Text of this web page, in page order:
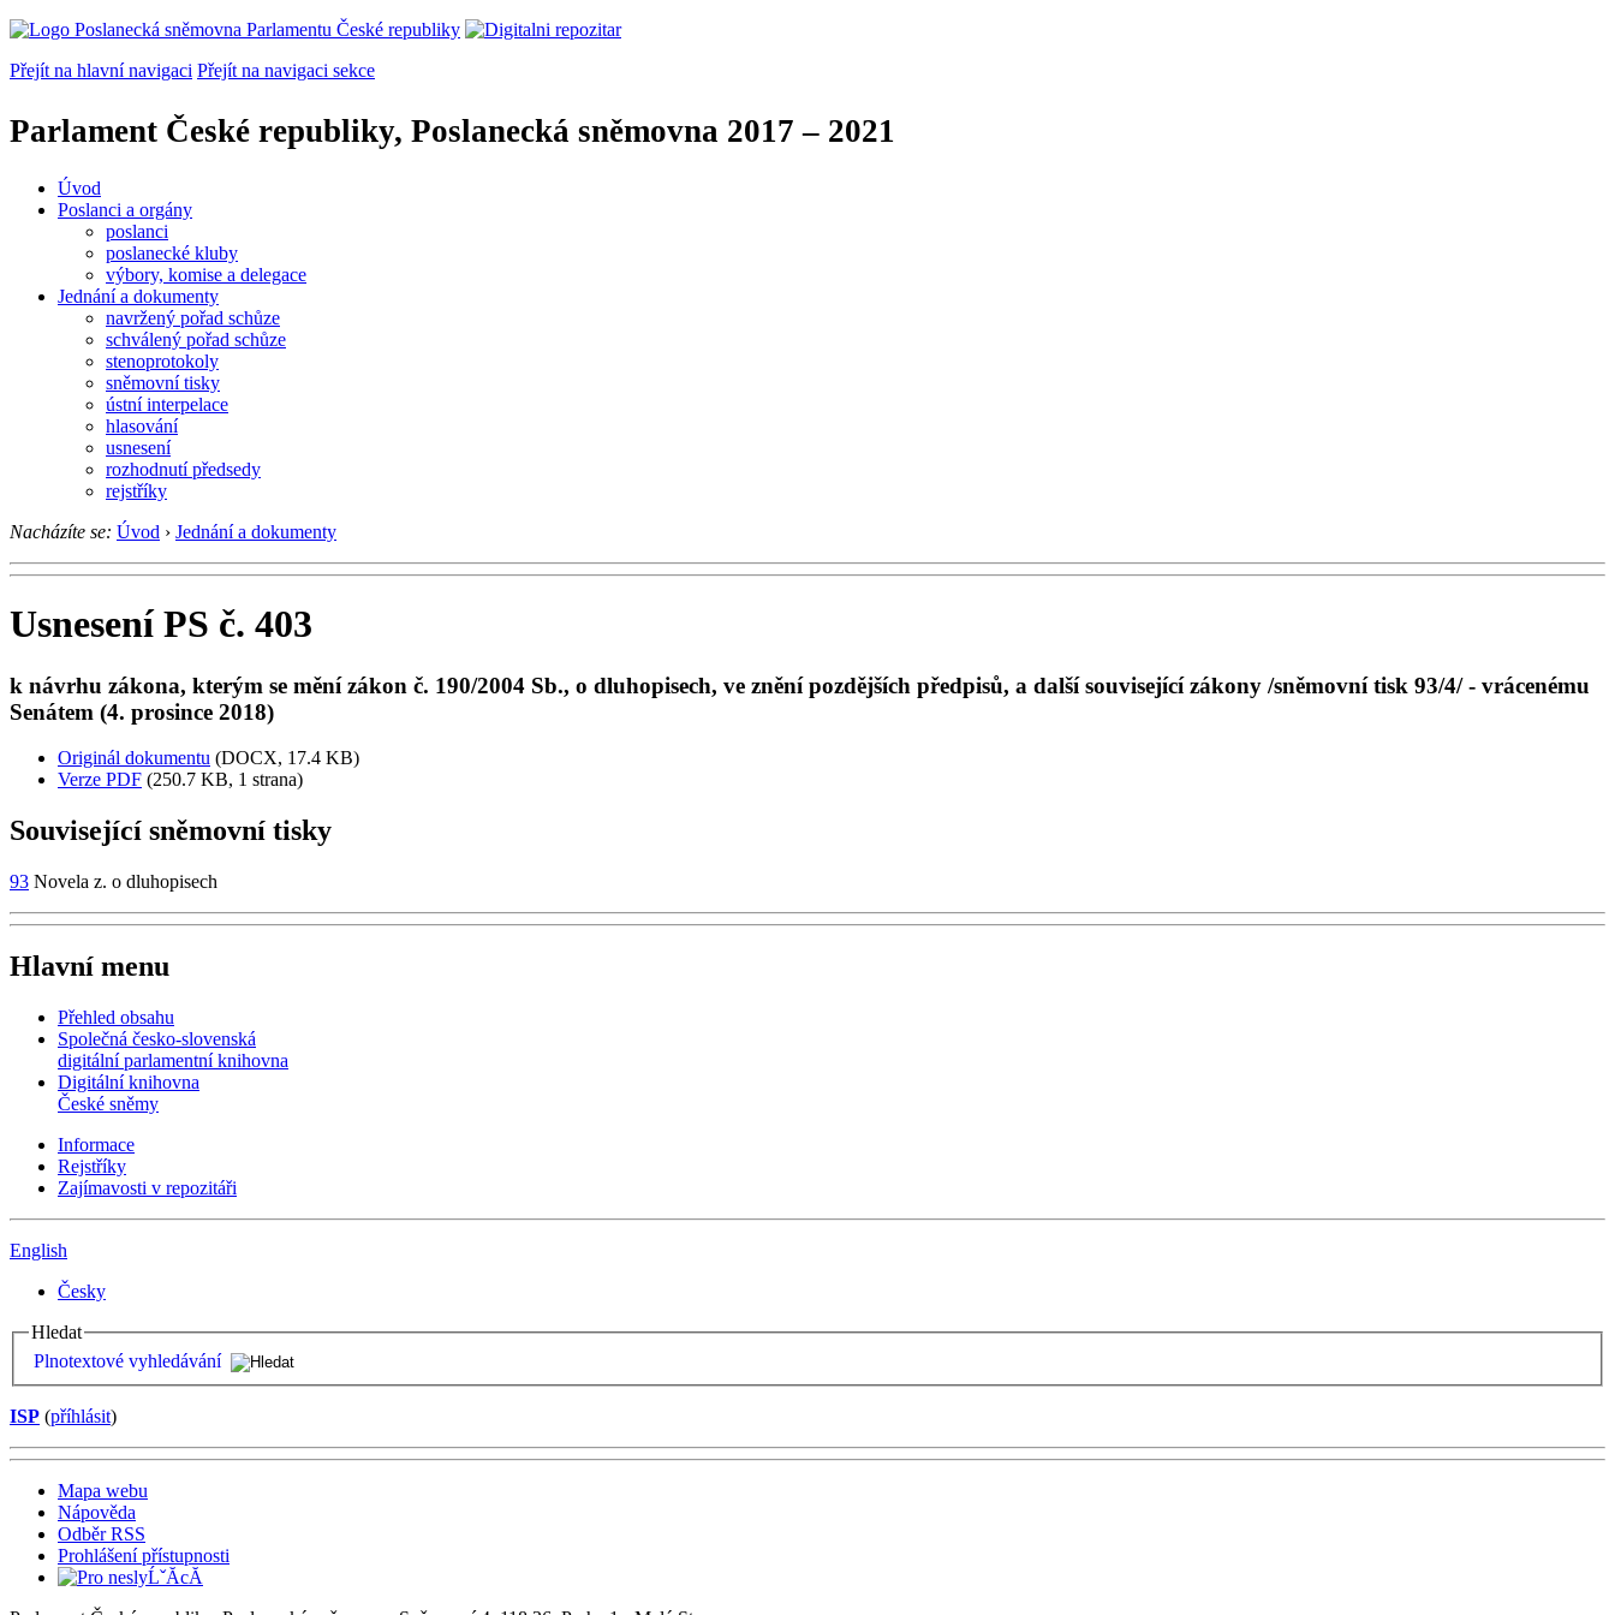
Přejít na hlavní navigaci Přejít na navigaci sekce
Parlament České republiky, Poslanecká sněmovna 2017 – 2021
Úvod
Poslanci a orgány
poslanci
poslanecké kluby
výbory, komise a delegace
Jednání a dokumenty
navržený pořad schůze
schválený pořad schůze
stenoprotokoly
sněmovní tisky
ústní interpelace
hlasování
usnesení
rozhodnutí předsedy
rejstříky
Nacházíte se: Úvod › Jednání a dokumenty
Usnesení PS č. 403
k návrhu zákona, kterým se mění zákon č. 190/2004 Sb., o dluhopisech, ve znění pozdějších předpisů, a další související zákony /sněmovní tisk 93/4/ - vrácenému
Senátem (4. prosince 2018)
Originál dokumentu (DOCX, 17.4 KB)
Verze PDF (250.7 KB, 1 strana)
Související sněmovní tisky
93 Novela z. o dluhopisech
Hlavní menu
Přehled obsahu
Společná česko-slovenská
digitální parlamentní knihovna
Digitální knihovna
České sněmy
Informace
Rejstříky
Zajímavosti v repozitáři
English
Česky
Hledat
Plnotextové vyhledávání
ISP (příhlásit)
Mapa webu
Nápověda
Odběr RSS
Prohlášení přístupnosti